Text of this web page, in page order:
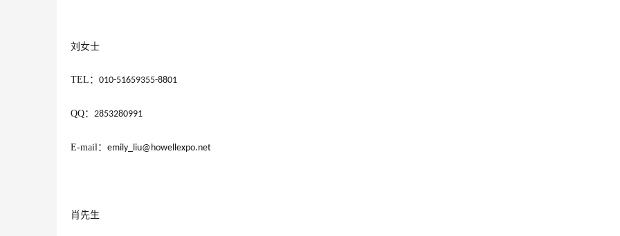
刘女士
TEL ： 010-51659355-8801
QQ： 2853280991
E-mail： emily_liu@howellexpo.net
肖先生